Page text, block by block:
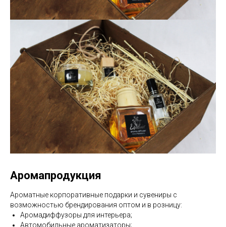
Аромапродукция
Ароматные корпоративные подарки и сувениры с
возможностью брендирования оптом и в розницу:
Аромадиффузоры для интерьера;
Автомобильные ароматизаторы;